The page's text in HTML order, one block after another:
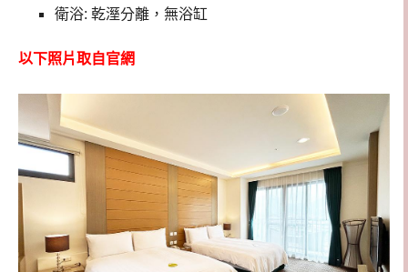
衛浴: 乾溼分離，無浴缸
以下照片取自官網